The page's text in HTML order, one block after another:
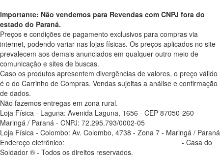
Importante: Não vendemos para Revendas com CNPJ fora do
estado do Paraná.
Preços e condições de pagamento exclusivos para compras via
internet, podendo variar nas lojas físicas. Os preços aplicados no site
prevalecem aos demais anunciados em qualquer outro meio de
comunicação e sites de buscas.
Caso os produtos apresentem divergências de valores, o preço válido
é o do Carrinho de Compras. Vendas sujeitas a análise e confirmação
de dados.
Não fazemos entregas em zona rural.
Loja Física - Laguna: Avenida Laguna, 1656 - CEP 87050-260 -
Maringá / Paraná - CNPJ: 72.295.793/0002-05
Loja Física - Colombo: Av. Colombo, 4738 - Zona 7 - Maringá / Paraná
Endereço eletrônico:
- Casa do
Soldador ® - Todos os direitos reservados.